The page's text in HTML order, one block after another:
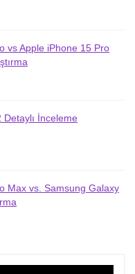
vs Apple iPhone 15 Pro
İnceleme
Max vs. Samsung Galaxy